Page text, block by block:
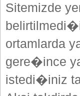
Sitemizde
ortamlarda
gere�ince
istedi�iniz